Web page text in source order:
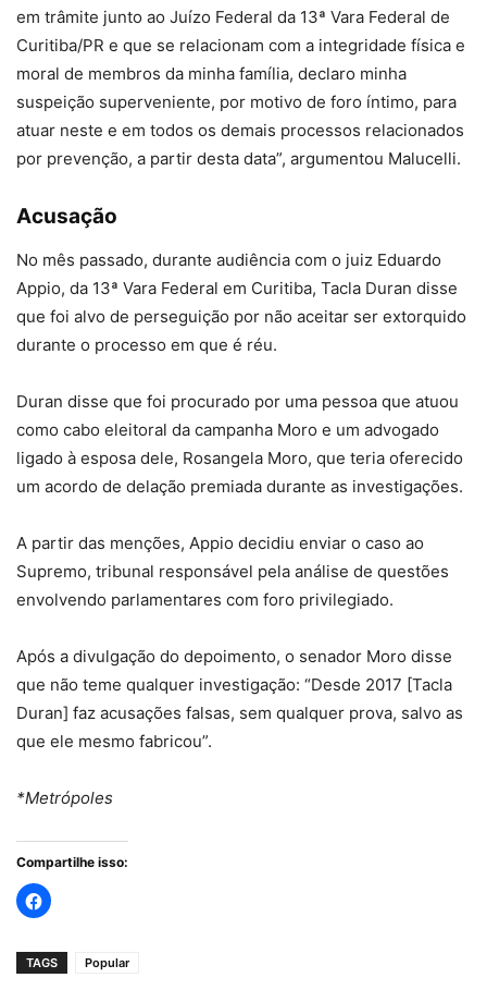
em trâmite junto ao Juízo Federal da 13ª Vara Federal de
Curitiba/PR e que se relacionam com a integridade física e
moral de membros da minha família, declaro minha
suspeição superveniente, por motivo de foro íntimo, para
atuar neste e em todos os demais processos relacionados
por prevenção, a partir desta data”, argumentou Malucelli.
Acusação
No mês passado, durante audiência com o juiz Eduardo
Appio, da 13ª Vara Federal em Curitiba, Tacla Duran disse
que foi alvo de perseguição por não aceitar ser extorquido
durante o processo em que é réu.
Duran disse que foi procurado por uma pessoa que atuou
como cabo eleitoral da campanha Moro e um advogado
ligado à esposa dele, Rosangela Moro, que teria oferecido
um acordo de delação premiada durante as investigações.
A partir das menções, Appio decidiu enviar o caso ao
Supremo, tribunal responsável pela análise de questões
envolvendo parlamentares com foro privilegiado.
Após a divulgação do depoimento, o senador Moro disse
que não teme qualquer investigação: “Desde 2017 [Tacla
Duran] faz acusações falsas, sem qualquer prova, salvo as
que ele mesmo fabricou”.
*Metrópoles
Compartilhe isso:
TAGS Popular